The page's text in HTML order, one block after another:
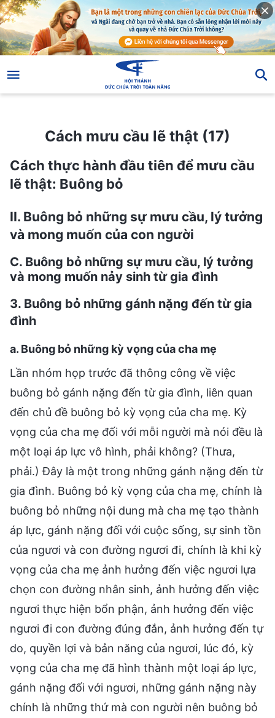
Cách mưu cầu lẽ thật (17)
Cách thực hành đầu tiên để mưu cầu
lẽ thật: Buông bỏ
II. Buông bỏ những sự mưu cầu, lý tưởng
và mong muốn của con người
C. Buông bỏ những sự mưu cầu, lý tưởng
và mong muốn nảy sinh từ gia đình
3. Buông bỏ những gánh nặng đến từ gia
đình
a. Buông bỏ những kỳ vọng của cha mẹ
Lần nhóm họp trước đã thông công về việc
buông bỏ gánh nặng đến từ gia đình, liên quan
đến chủ đề buông bỏ kỳ vọng của cha mẹ. Kỳ
vọng của cha mẹ đối với mỗi người mà nói đều là
một loại áp lực vô hình, phải không? (Thưa,
phải.) Đây là một trong những gánh nặng đến từ
gia đình. Buông bỏ kỳ vọng của cha mẹ, chính là
buông bỏ những nội dung mà cha mẹ tạo thành
áp lực, gánh nặng đối với cuộc sống, sự sinh tồn
của ngươi và con đường ngươi đi, chính là khi kỳ
vọng của cha mẹ ảnh hưởng đến việc ngươi lựa
chọn con đường nhân sinh, ảnh hưởng đến việc
ngươi thực hiện bổn phận, ảnh hưởng đến việc
ngươi đi con đường đúng đắn, ảnh hưởng đến tự
do, quyền lợi và bản năng của ngươi, lúc đó, kỳ
vọng của cha mẹ đã hình thành một loại áp lực,
gánh nặng đối với ngươi, những gánh nặng này
chính là những thứ mà con người nên buông bỏ